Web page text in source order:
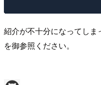
紹介が不十分になってし
を御参照ください。